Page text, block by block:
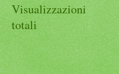
Visualizzazioni
totali